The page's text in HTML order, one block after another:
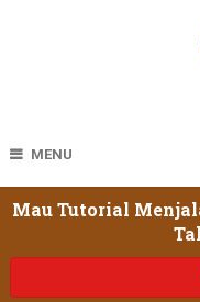
MENU
Mau Tutorial